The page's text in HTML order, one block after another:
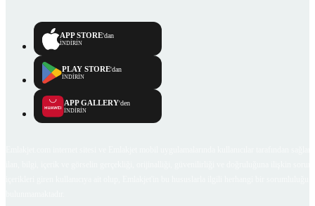
APP STORE'dan
İNDİRİN
PLAY STORE'dan
İNDİRİN
APP GALLERY'den
İNDİRİN